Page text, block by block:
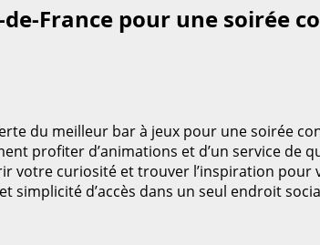
France pour une soirée
du meilleur bar à jeux pour une soirée
profiter d’animations et d’un service de
curiosité et trouver l’inspiration pour
simplicité d’accès dans un seul endroit